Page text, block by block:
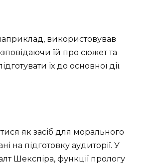
використовував
їй про сюжет та
їх до основної дії.
як засіб для морального
на підготовку аудиторії. У
Шекспіра, функції прологу